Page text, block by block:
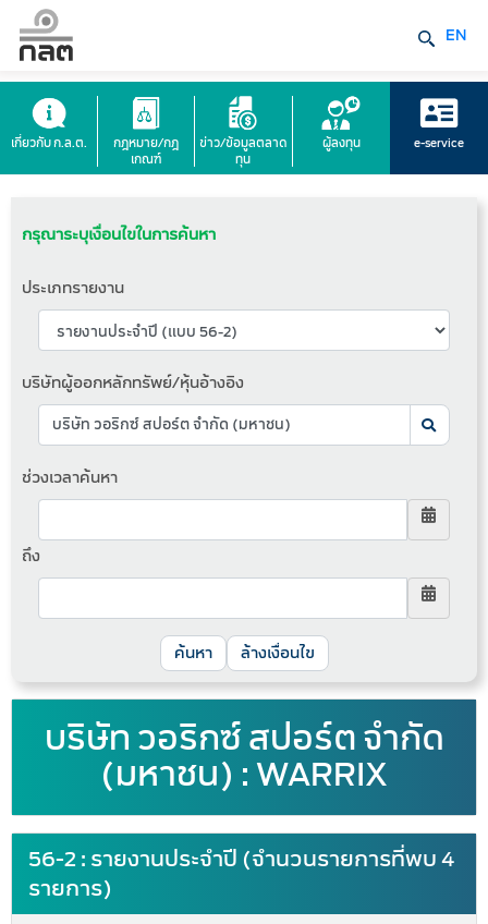
EN
เกี่ยวกับ ก.ล.ต.
กฎหมาย/กฎ
เกณฑ์
ข่าว/ข้อมูลตลาด
ทุน
ผู้ลงทุน e-service
กรุณาระบุเงื่อนไขในการค้นหา
ประเภทรายงาน
บริษัทผู้ออกหลักทรัพย์/หุ้นอ้างอิง
ช่วงเวลาค้นหา
ถึง
ล้างเงื่อนไข
บริษัท วอริกซ์ สปอร์ต จำกัด
(มหาชน) : WARRIX
56-2 : รายงานประจำปี (จำนวนรายการที่พบ 4
รายการ)